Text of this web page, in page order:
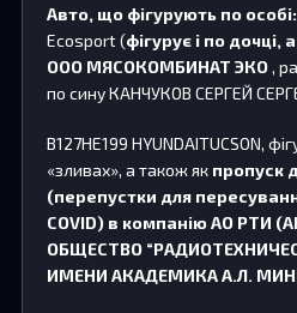
Авто, що фігурують по особі:
Ecosport (фігурує і по дочці,
ООО МЯСОКОМБИНАТ ЭКО,
по сину КАНЧУКОВ СЕРГЕЙ
В127НЕ199 HYUNDAITUCSON,
«зливах», а також як пропуск
(перепустки для
COVID) в компанію АО РТИ
ОБЩЕСТВО
ИМЕНИ АКАДЕМИКА А.Л.